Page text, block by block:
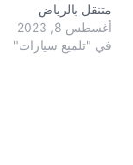
متنقل بالرياض
أغسطس 8, 2023
في "تلميع سيارات"